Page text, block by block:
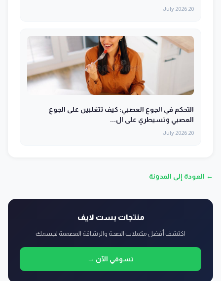
20 July 2026
التحكم في الجوع العصبي: كيف تتغلبين على الجوع
العصبي وتسيطري على ال...
20 July 2026
← العودة إلى المدونة
منتجات بست لايف
اكتشف أفضل مكملات الصحة والرشاقة المصممة لجسمك
تسوقي الآن →